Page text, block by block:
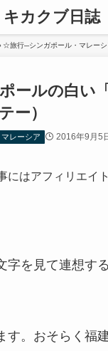
キカクブ日誌
☆旅行─シンガポール・マレーシ
ールの白い
ー）
レーシア 2016年9月5
にはアフィリエイ
字を見て連想す
す。おそらく福